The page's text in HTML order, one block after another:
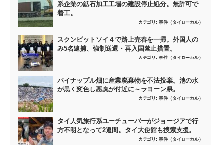
系企業の鉱石加工工場の建設停止処分。無許可で
着工。
カテゴリ: 事件（タイローカル）
スクンビットソイ４で路上売春を一掃。外国人の
み5名逮捕、強制送還・再入国禁止措置。
カテゴリ: 事件（タイローカル）
パイナップル畑に産業廃棄物を不法投棄。池の水
が黒く変色し悪臭が付近に～ラヨーン県。
カテゴリ: 事件（タイローカル）
タイ人気旅行系ユーチューバーがジョージアで行
方不明となって2週間。タイ大使館も捜索支援。
カテゴリ: 事件（タイローカル）